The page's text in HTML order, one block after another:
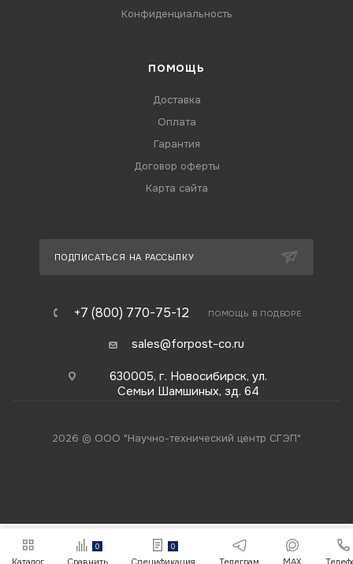
Конфиденциальность
ПОМОЩЬ
Доставка
Оплата
Гарантия
Договор оферты
Карта сайта
ПОДПИСАТЬСЯ НА РАССЫЛКУ
+7 (800) 770-75-12 ПОМОЩЬ В ПОДБОРЕ
sales@forpost-co.ru
630005, г. Новосибирск, ул.
Семьи Шамшиных, зд. 64
2026 © ООО "Научно-технический центр СГЭП"
Каталог
0
Сравнить
0
Спецификация Телеграм MAX